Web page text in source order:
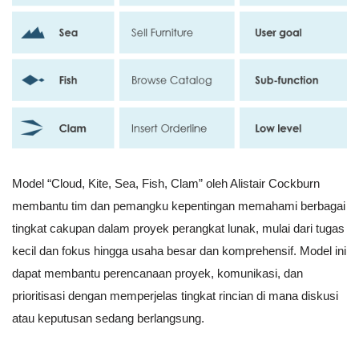
Model “Cloud, Kite, Sea, Fish, Clam” oleh Alistair Cockburn
membantu tim dan pemangku kepentingan memahami berbagai
tingkat cakupan dalam proyek perangkat lunak, mulai dari tugas
kecil dan fokus hingga usaha besar dan komprehensif. Model ini
dapat membantu perencanaan proyek, komunikasi, dan
prioritisasi dengan memperjelas tingkat rincian di mana diskusi
atau keputusan sedang berlangsung.